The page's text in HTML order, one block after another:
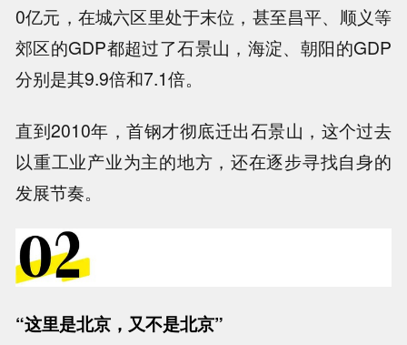
0亿元，在城六区里处于末位，甚至昌平、顺义等
郊区的GDP都超过了石景山，海淀、朝阳的GDP
分别是其9.9倍和7.1倍。
直到2010年，首钢才彻底迁出石景山，这个过去
以重工业产业为主的地方，还在逐步寻找自身的
发展节奏。
“这里是北京，又不是北京”